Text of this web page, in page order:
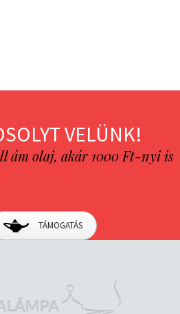
VELÜNK!
ám olaj, akár 1000 Ft-nyi is
TÁMOGATÁS